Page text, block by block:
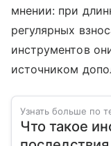
мнении: при
регулярных
инструментов
источником
Узнать больше по
Что такое